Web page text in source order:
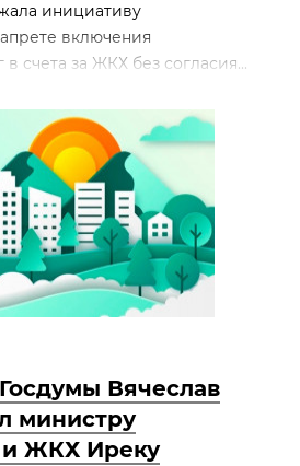
инициативу
включения
счета за ЖКХ без согласия...
Вячеслав
министру
и ЖКХ Иреку